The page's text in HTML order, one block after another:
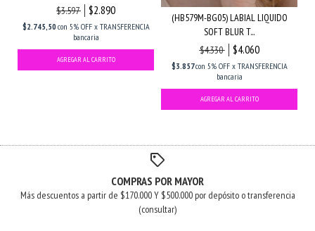
$3.597
$2.890
$2.745,50con 5% OFF x TRANSFERENCIA
bancaria
(HB579M-BG05) LABIAL LIQUIDO
SOFT BLUR T...
$4.330
$4.060
$3.857con 5% OFF x TRANSFERENCIA
bancaria
COMPRAS POR MAYOR
Más descuentos a partir de $170.000 Y $500.000 por depósito o transferencia
(consultar)